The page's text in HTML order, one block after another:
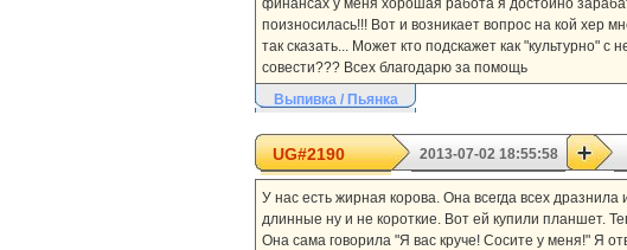
финансах у меня хорошая работа я достойно
поизносилась!!! Вот и возникает вопрос на кой хер
так сказать... Может кто подскажет как "культурно"
совести??? Всех благодарю за помощь
Выпивка / Пьянка
UG#2190 2013-07-02 18:55:58
У нас есть жирная корова. Она всегда всех
длинные ну и не короткие. Вот ей купили планшет.
Она сама говорила "Я вас круче! Сосите у меня!" Я